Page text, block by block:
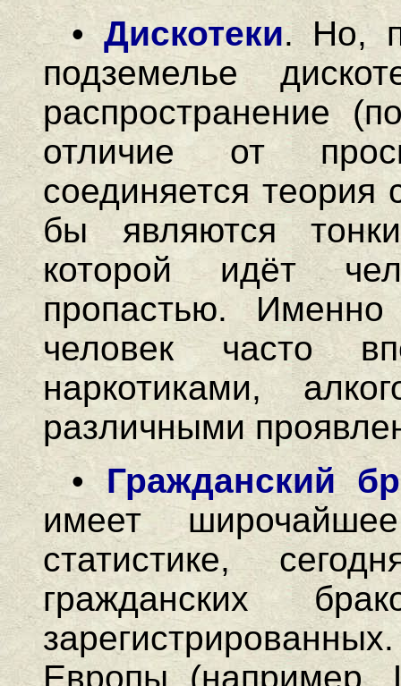
• Дискотеки. Но,
подземелье
распространение
отличие от
соединяется теория
бы являются
которой идёт
пропастью.
человек часто
наркотиками,
различными
• Гражданский
имеет
статистике,
гражданских
Европы (например,